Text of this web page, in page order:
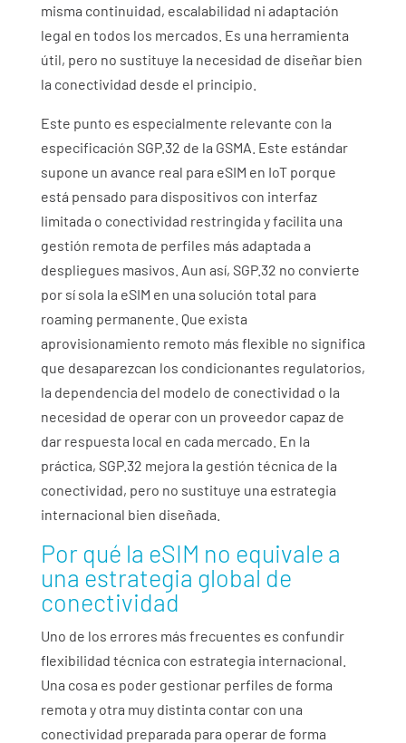
misma continuidad, escalabilidad ni adaptación
legal en todos los mercados. Es una herramienta
útil, pero no sustituye la necesidad de diseñar bien
la conectividad desde el principio.
Este punto es especialmente relevante con la
especificación SGP.32 de la GSMA. Este estándar
supone un avance real para eSIM en IoT porque
está pensado para dispositivos con interfaz
limitada o conectividad restringida y facilita una
gestión remota de perfiles más adaptada a
despliegues masivos. Aun así, SGP.32 no convierte
por sí sola la eSIM en una solución total para
roaming permanente . Que exista
aprovisionamiento remoto más flexible no significa
que desaparezcan los condicionantes regulatorios,
la dependencia del modelo de conectividad o la
necesidad de operar con un proveedor capaz de
dar respuesta local en cada mercado. En la
práctica, SGP.32 mejora la gestión técnica de la
conectividad, pero no sustituye una estrategia
internacional bien diseñada.
Por qué la eSIM no equivale a
una estrategia global de
conectividad
Uno de los errores más frecuentes es confundir
flexibilidad técnica con estrategia internacional.
Una cosa es poder gestionar perfiles de forma
remota y otra muy distinta contar con una
conectividad preparada para operar de forma